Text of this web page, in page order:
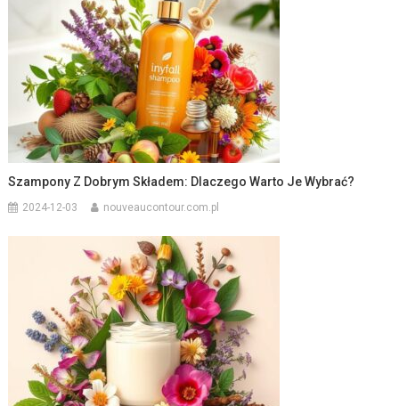
Szampony Z Dobrym Składem: Dlaczego Warto Je Wybrać?
2024-12-03 nouveaucontour.com.pl